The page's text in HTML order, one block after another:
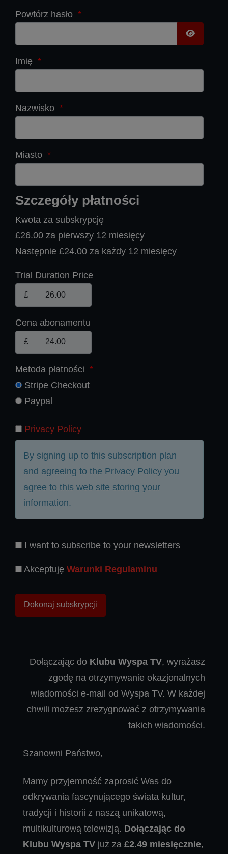
Powtórz hasło *
Pokaż
Imię *
Nazwisko *
Miasto *
Szczegóły płatności
Kwota za subskrypcję
£26.00 za pierwszy 12 miesięcy
Następnie £24.00 za każdy 12 miesięcy
Trial Duration Price
£
Cena abonamentu
£
Metoda płatności *
Stripe Checkout
Paypal
Privacy Policy
By signing up to this subscription plan
and agreeing to the Privacy Policy you
agree to this web site storing your
information.
I want to subscribe to your newsletters
Akceptuję Warunki Regulaminu
Dołączając do Klubu Wyspa TV, wyrażasz
zgodę na otrzymywanie okazjonalnych
wiadomości e-mail od Wyspa TV. W każdej
chwili możesz zrezygnować z otrzymywania
takich wiadomości.
Szanowni Państwo,
Mamy przyjemność zaprosić Was do
odkrywania fascynującego świata kultur,
tradycji i historii z naszą unikatową,
multikulturową telewizją. Dołączając do
Klubu Wyspa TV już za £2.49 miesięcznie,